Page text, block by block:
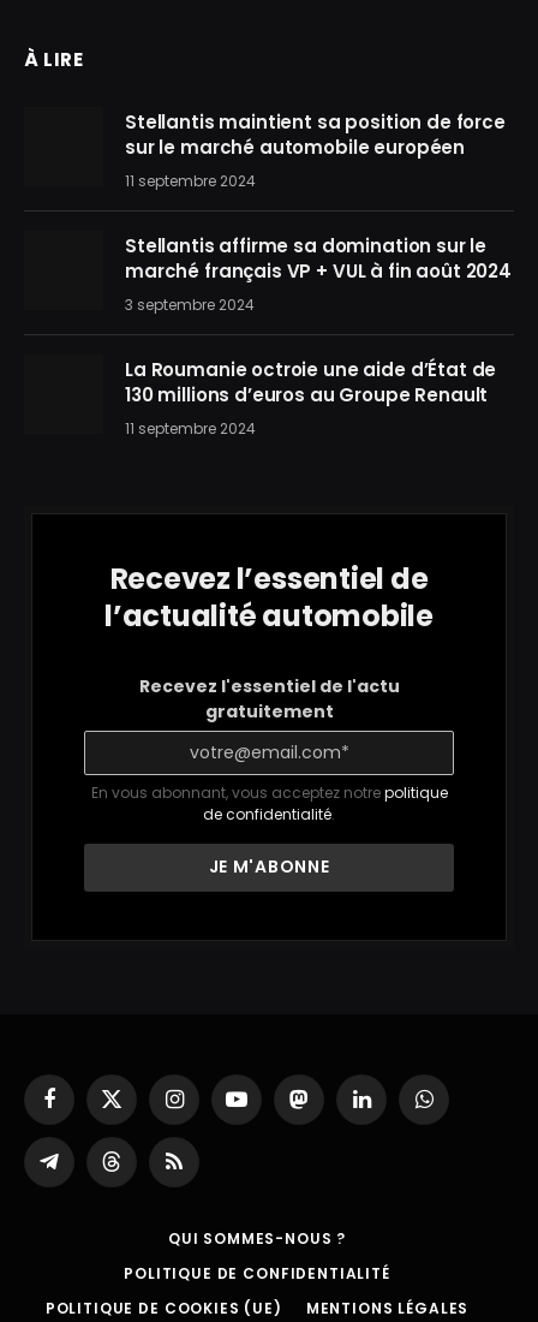
À LIRE
Stellantis maintient sa position de force
sur le marché automobile européen
11 septembre 2024
Stellantis affirme sa domination sur le
marché français VP + VUL à fin août 2024
3 septembre 2024
La Roumanie octroie une aide d’État de
130 millions d’euros au Groupe Renault
11 septembre 2024
Recevez l’essentiel de
l’actualité automobile
Recevez l'essentiel de l'actu
gratuitement
En vous abonnant, vous acceptez notrepolitique
de confidentialité.
Facebook
X
(Twitter)
InstagramYouTubeMastodonLinkedInWhatsApp
Partager
sur
ThreadsRSS
QUI SOMMES-NOUS ?
POLITIQUE DE CONFIDENTIALITÉ
POLITIQUE DE COOKIES (UE)
MENTIONS LÉGALES